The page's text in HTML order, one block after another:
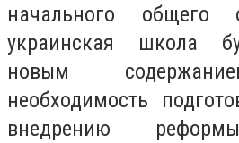
начального общего
украинская школа
новым
необходимость
внедрению